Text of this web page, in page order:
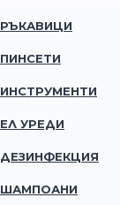
РЪКАВИЦИ
ПИНСЕТИ
ИНСТРУМЕНТИ
ЕЛ УРЕДИ
ДЕЗИНФЕКЦИЯ
ШАМПОАНИ